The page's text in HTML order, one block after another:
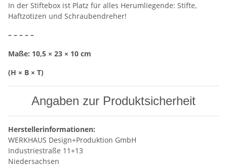
In der Stiftebox ist Platz für alles Herumliegende: Stifte,
Haftzotizen und Schraubendreher!
– – – – –
Maße: 10,5 × 23 × 10 cm
(H × B × T)
Angaben zur Produktsicherheit
Herstellerinformationen:
WERKHAUS Design+Produktion GmbH
Industriestraße 11+13
Niedersachsen